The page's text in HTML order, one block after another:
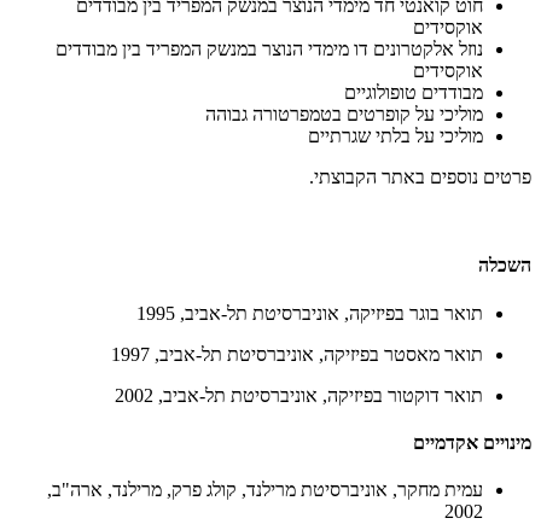
חוט קואנטי חד מימדי הנוצר במנשק המפריד בין מבודדים
אוקסידים
נוזל אלקטרונים דו מימדי הנוצר במנשק המפריד בין מבודדים
אוקסידים
מבודדים טופולוגיים
מוליכי על קופרטים בטמפרטורה גבוהה
מוליכי על בלתי שגרתיים
פרטים נוספים באתר הקבוצתי.
השכלה
תואר בוגר בפיזיקה, אוניברסיטת תל-אביב, 1995
תואר מאסטר בפיזיקה, אוניברסיטת תל-אביב, 1997
תואר דוקטור בפיזיקה, אוניברסיטת תל-אביב, 2002
מינויים אקדמיים
עמית מחקר, אוניברסיטת מרילנד, קולג פרק, מרילנד, ארה"ב,
2002